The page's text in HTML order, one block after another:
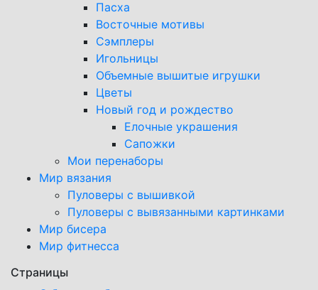
Пасха
Восточные мотивы
Сэмплеры
Игольницы
Объемные вышитые игрушки
Цветы
Новый год и рождество
Елочные украшения
Сапожки
Мои перенаборы
Мир вязания
Пуловеры с вышивкой
Пуловеры с вывязанными картинками
Мир бисера
Мир фитнесса
Страницы